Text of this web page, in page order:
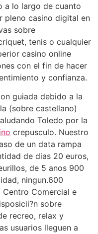
a lo largo de cuanto
pleno casino digital en
sobre
tenis o cualquier
casino online
con el fin de hacer
y confianza.
guiada debido a la
(sobre castellano)
Toledo por la
crepusculo. Nuestro
de un data rampa
de dias 20 euros,
de 5 anos 900
ningun.600
Comercial e
sobre
recreo, relax y
usuarios lleguen a